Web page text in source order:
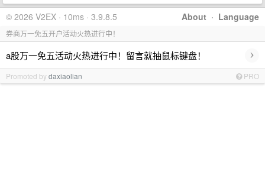
About · Language
© 2026 V2EX · 10ms · 3.9.8.5
券商万一免五开户活动火热进行中！
a股万一免五活动火热进行中！留言就抽鼠标键盘！ ›
Promoted bydaxiaolian PRO